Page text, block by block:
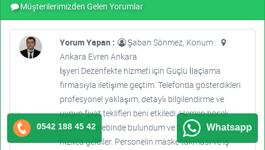
Müşterilerimizden Gelen Yorumlar
Yorum Yapan :
Şaban Sönmez, Konum :
Ankara Evren Ankara
İşyeri Dezenfekte hizmeti için Güçlü İlaçlama
firmasıyla iletişime geçtim. Telefonda gösterdikleri
profesyonel yaklaşım, detaylı bilgilendirme ve
uygun fiyat teklifleri beni etkiledi. Hemen böcek
ilaçlama talebinde bulundum ve belirtilen saatte
hızlıca geldiler. Personelin maske takması ve iş
0542 188 45 42 Whatsapp